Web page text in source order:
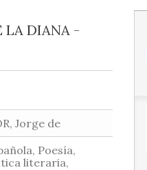
LA DIANA -
Jorge de
Poesía,
literaria,